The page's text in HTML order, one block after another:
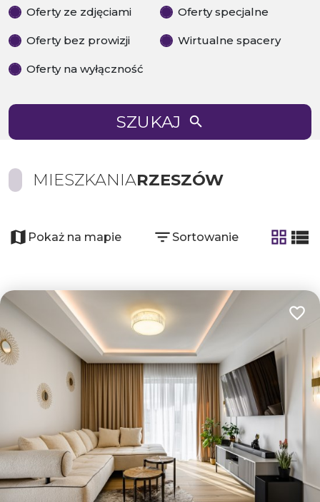
Oferty ze zdjęciami
Oferty specjalne
Oferty bez prowizji Wirtualne spacery
Oferty na wyłączność
SZUKAJ
MIESZKANIARZESZÓW
Pokaż na mapie Sortowanie
tabela